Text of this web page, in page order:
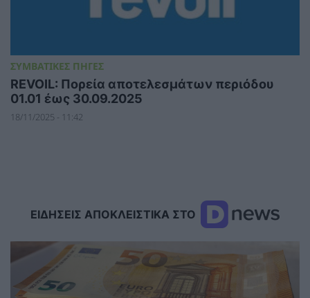
ΣΥΜΒΑΤΙΚΕΣ ΠΗΓΕΣ
REVOIL: Πορεία αποτελεσμάτων περιόδου
01.01 έως 30.09.2025
18/11/2025 - 11:42
ΕΙΔΗΣΕΙΣ ΑΠΟΚΛΕΙΣΤΙΚΑ ΣΤΟ